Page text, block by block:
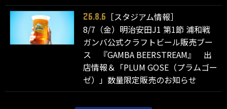
26.8.6
［スタジアム情報］
8/7（金）明治安田J1 第1節 浦和戦
ガンバ公式クラフトビール販売ブー
ス 『GAMBA BEERSTREAM』 出
店情報＆「PLUM GOSE（プラムゴー
ゼ）」数量限定販売のお知らせ